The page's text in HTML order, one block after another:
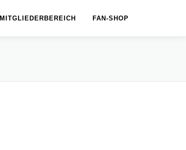
MITGLIEDERBEREICH FAN-SHOP